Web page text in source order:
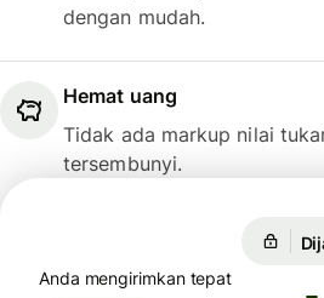
dengan mudah.
Hemat uang
Tidak ada markup nilai
tersembunyi.
Anda mengirimkan tepat